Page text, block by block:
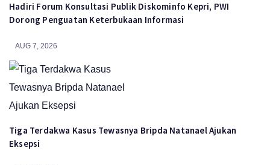
Hadiri Forum Konsultasi Publik Diskominfo Kepri, PWI
Dorong Penguatan Keterbukaan Informasi
AUG 7, 2026
Tiga Terdakwa Kasus Tewasnya Bripda Natanael Ajukan
Eksepsi